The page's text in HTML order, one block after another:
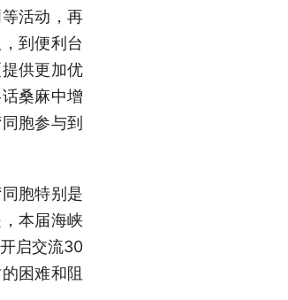
活动，再
到便利台
供更加优
桑麻中增
胞参与到
胞特别是
本届海峡
启交流30
困难和阻